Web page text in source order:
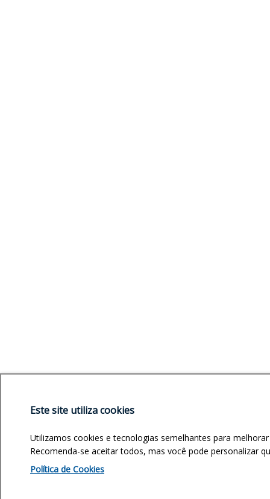
Este site utiliza cookies
Utilizamos cookies e tecnologias semelhantes para
Recomenda-se aceitar todos, mas você pode personalizar
Política de Cookies